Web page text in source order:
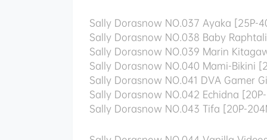
Sally Dorasnow NO.037 Ayaka [25P-
Sally Dorasnow NO.038 Baby
Sally Dorasnow NO.039 Marin
Sally Dorasnow NO.040 Mami-Bikini
Sally Dorasnow NO.041 DVA Gamer
Sally Dorasnow NO.042 Echidna
Sally Dorasnow NO.043 Tifa [20P-